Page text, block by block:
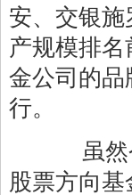
安、交银
产规模排
金公司的品
行。
虽然今
股票方向